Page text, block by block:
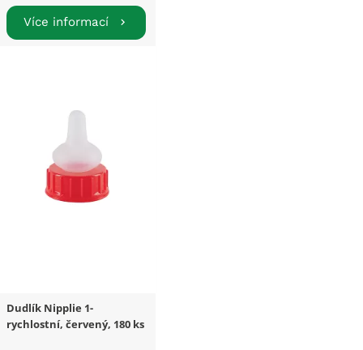
Více informací
Dudlík Nipplie 1-
rychlostní, červený, 180 ks